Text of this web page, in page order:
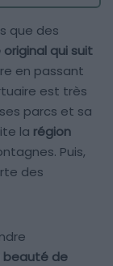
que des
qui suit
en passant
est très
parcs et sa
la région
Puis,
des
beauté de